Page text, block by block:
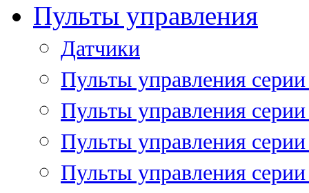
Пульты управления
Датчики
Пульты управления
Пульты управления
Пульты управления
Пульты управления